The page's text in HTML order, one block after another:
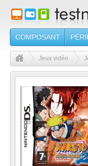
COMPOSANT
Jeux vidéo